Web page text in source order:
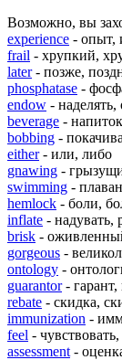
Возможно, вы
experience - опыт,
frail - хрупкий,
later- позже,
phosphatase -
endow - наделять,
beverage - напиток
bobbing -
either- или, либо
gnawing -
swimming -
hemlock - боли,
inflate - надувать,
brisk -
gorgeous -
ontology -
guarantor- гарант,
rebate - скидка,
immunization -
feel -
assessment -